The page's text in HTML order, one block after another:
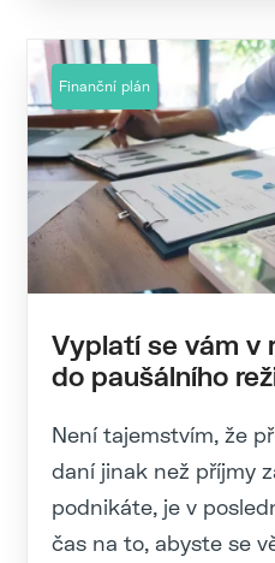
Finanční plán
Vyplatí se vám v
do paušálního
Není tajemstvím, že
daní jinak než příjmy
podnikáte, je v
čas na to, abyste se